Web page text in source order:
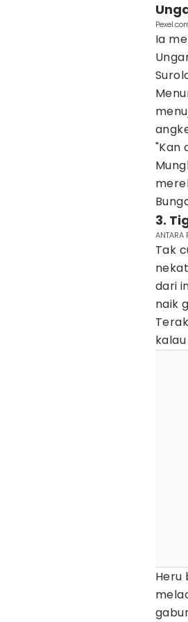
Ia
"Kan
3.
ANTARA
Tak
dari
naik
Heru